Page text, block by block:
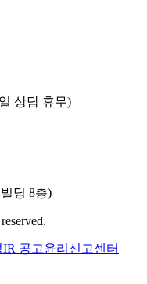
상담 휴무)
딩 8층)
IR 공고윤리신고센터